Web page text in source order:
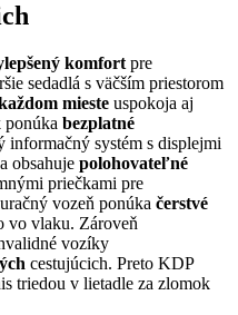
komfort pre
sedadlá s väčším priestorom
mieste uspokoja aj
ponúka bezplatné
informačný systém s displejmi
obsahuje polohovateľné
priečkami pre
vozeň ponúka čerstvé
vo vlaku. Zároveň
vozíky
cestujúcich. Preto KDP
triedou v lietadle za zlomok